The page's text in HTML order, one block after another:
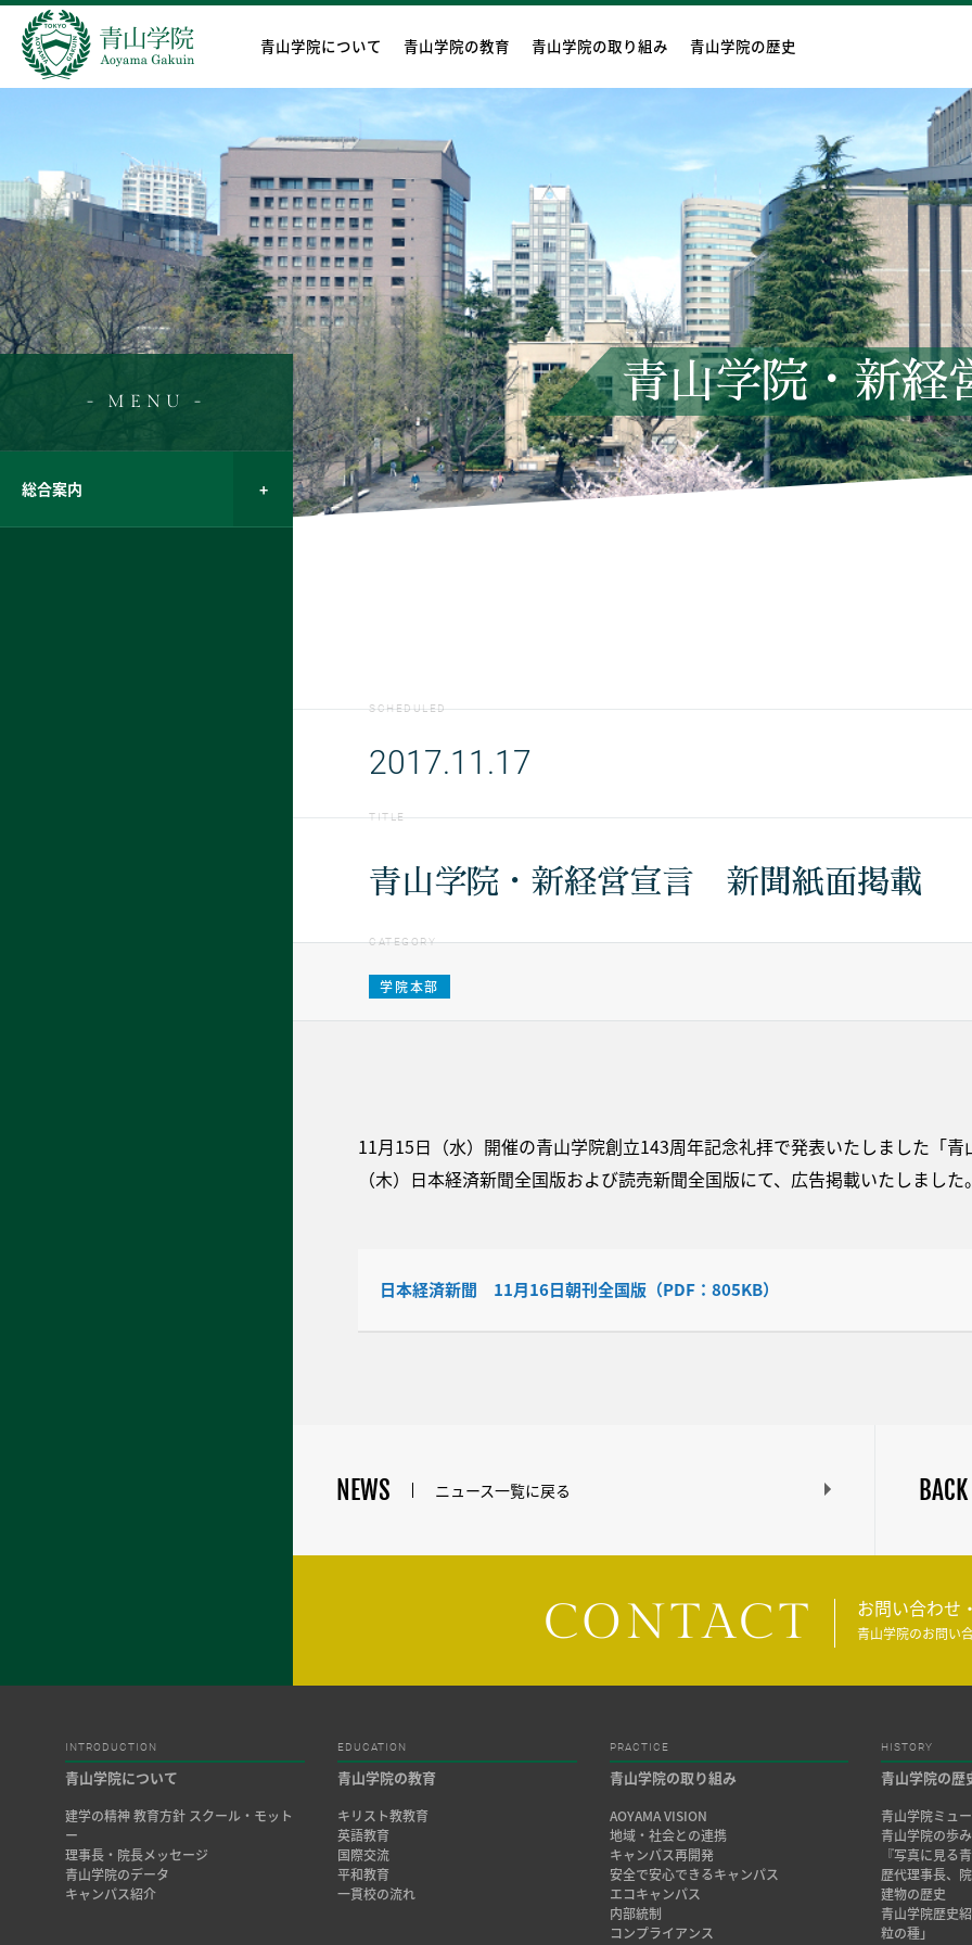
青山学院について 青山学院の教育 青山学院の取り組み 青山学院の歴史
青山学院・新
- MENU -
総合案内
SCHEDULED
2017.11.17
TITLE
青山学院・新経営宣言 新聞紙面掲載
CATEGORY
学院本部
11月15日（水）開催の青山学院創立143周年記念礼拝で発表いたしました「
（木）日本経済新聞全国版および読売新聞全国版にて、広告掲載いたしました
日本経済新聞 11月16日朝刊全国版（PDF：805KB）
NEWS ニュース一覧に戻る BACK
CONTACT お問い合わせ
青山学院のお問い
INTRODUCTION
青山学院について
建学の精神 教育方針 スクール・モット
ー
理事長・院長メッセージ
青山学院のデータ
キャンパス紹介
EDUCATION
青山学院の教育
キリスト教教育
英語教育
国際交流
平和教育
一貫校の流れ
PRACTICE
青山学院の取り組み
AOYAMA VISION
地域・社会との連携
キャンパス再開発
安全で安心できるキャンパス
エコキャンパス
内部統制
コンプライアンス
HISTORY
青山学院の歴
青山学院ミュ
青山学院の歩み
『写真に見る
歴代理事長、
建物の歴史
青山学院歴史
粒の種」